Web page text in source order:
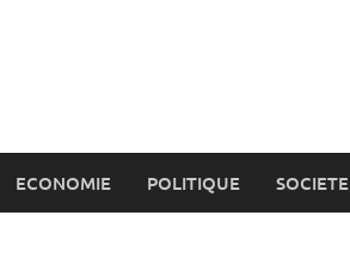
ECONOMIE POLITIQUE SOCIETE